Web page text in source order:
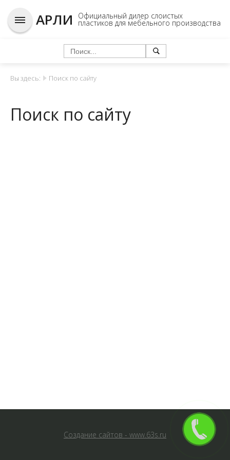
АРЛИ Официальный дилер слоистых
пластиков для мебельного производства
Вы здесь: Поиск по сайту
Поиск по сайту
Создание сайтов - www.63s.ru